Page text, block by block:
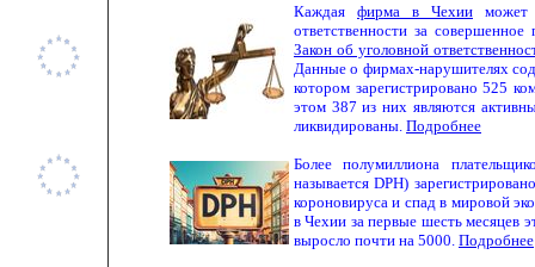
Каждая фирма в Чехии может
ответственности за
Закон об уголовной
Данные о фирмах-нарушителях
котором зарегистрировано 525
этом 387 из них являются
ликвидированы. Подробнее
Более полумиллиона
называется DPH)
короновируса и спад в мировой
в Чехии за первые шесть месяцев
выросло почти на 5000. Подробнее